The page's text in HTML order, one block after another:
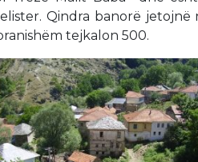
Qindra banorë jetojnë
tejkalon 500.